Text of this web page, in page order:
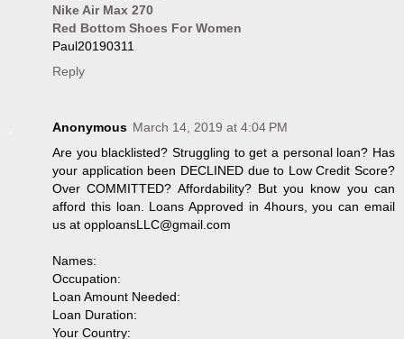
Nike Air Max 270
Red Bottom Shoes For Women
Paul20190311
Reply
Anonymous March 14, 2019 at 4:04 PM
Are you blacklisted? Struggling to get a personal loan? Has
your application been DECLINED due to Low Credit Score?
Over COMMITTED? Affordability? But you know you can
afford this loan. Loans Approved in 4hours, you can email
us at opploansLLC@gmail.com
Names:
Occupation:
Loan Amount Needed:
Loan Duration:
Your Country: